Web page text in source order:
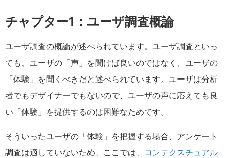
チャプター1：ユーザ調査概論
ユーザ調査の概論が述べられています。ユーザ調査といっ
ても、ユーザの「声」を聞けば良いのではなく、ユーザの
「体験」を聞くべきだと述べられています。ユーザは分析
者でもデザイナーでもないので、ユーザの声に応えても良
い「体験」を提供するのは困難なためです。
そういったユーザの「体験」を把握する場合、アンケート
調査は適していないため、ここでは、 コンテクスチュアル